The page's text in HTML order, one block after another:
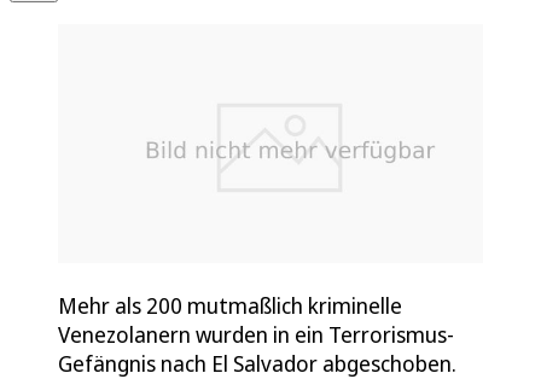
Mehr als 200 mutmaßlich kriminelle
Venezolanern wurden in ein Terrorismus-
Gefängnis nach El Salvador abgeschoben.